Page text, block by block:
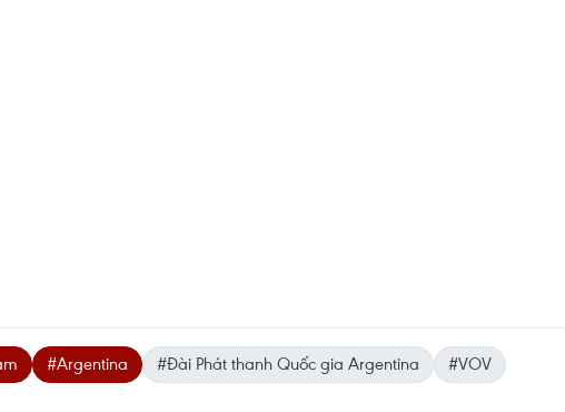
#Argentina #Đài Phát thanh Quốc gia Argentina
#VOV